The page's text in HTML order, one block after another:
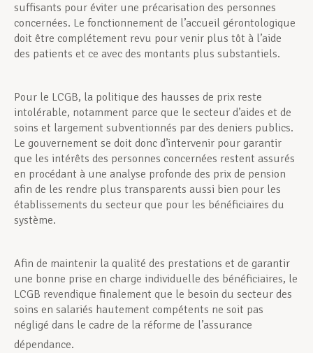
suffisants pour éviter une précarisation des personnes
concernées. Le fonctionnement de l’accueil gérontologique
doit être complétement revu pour venir plus tôt à l’aide
des patients et ce avec des montants plus substantiels.
Pour le LCGB, la politique des hausses de prix reste
intolérable, notamment parce que le secteur d’aides et de
soins et largement subventionnés par des deniers publics.
Le gouvernement se doit donc d’intervenir pour garantir
que les intérêts des personnes concernées restent assurés
en procédant à une analyse profonde des prix de pension
afin de les rendre plus transparents aussi bien pour les
établissements du secteur que pour les bénéficiaires du
système.
Afin de maintenir la qualité des prestations et de garantir
une bonne prise en charge individuelle des bénéficiaires, le
LCGB revendique finalement que le besoin du secteur des
soins en salariés hautement compétents ne soit pas
négligé dans le cadre de la réforme de l’assurance
dépendance.